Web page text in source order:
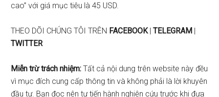
cao” với giá mục tiêu là 45 USD.
THEO DÕI CHÚNG TÔI TRÊN FACEBOOK|TELEGRAM |
TWITTER
Miễn trừ trách nhiệm: Tất cả nội dung trên website này đều
vì mục đích cung cấp thông tin và không phải là lời khuyên
đầu tư. Bạn đọc nên tự tiến hành nghiên cứu trước khi đưa